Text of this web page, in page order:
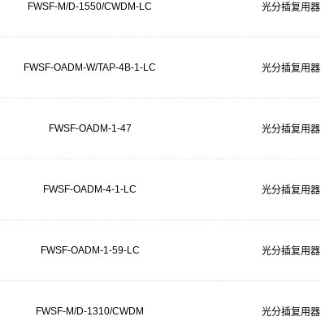
FWSF-M/D-1550/CWDM-LC 光分插复用器
FWSF-OADM-W/TAP-4B-1-LC 光分插复用器
FWSF-OADM-1-47 光分插复用器
FWSF-OADM-4-1-LC 光分插复用器
FWSF-OADM-1-59-LC 光分插复用器
FWSF-M/D-1310/CWDM 光分插复用器